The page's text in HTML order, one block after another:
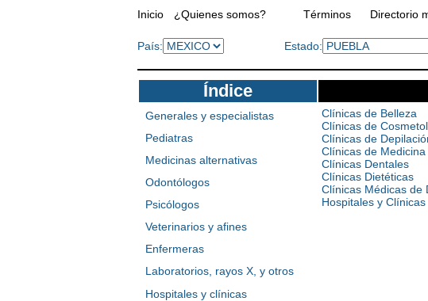
Inicio ¿Quienes somos? Términos Directorio
País: Estado:
Índice
Generales y especialistas
Pediatras
Medicinas alternativas
Odontólogos
Psicólogos
Veterinarios y afines
Enfermeras
Laboratorios, rayos X, y otros
Hospitales y clínicas
Clínicas de Belleza
Clínicas de
Clínicas de
Clínicas de
Clínicas Dentales
Clínicas Dietéticas
Clínicas Médicas de
Hospitales y Clínicas